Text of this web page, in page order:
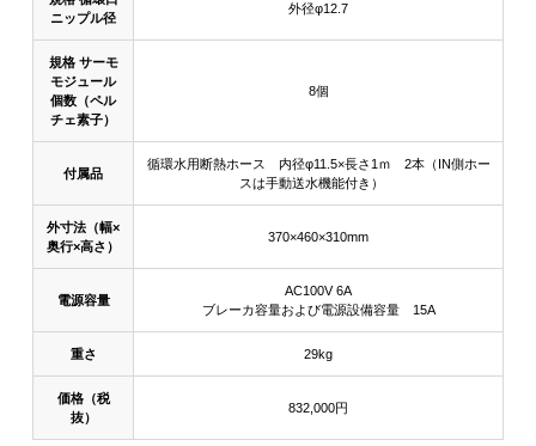
ニップル径
外径φ12.7
規格 サーモ
モジュール
個数（ペル
チェ素子）
8個
付属品
循環水用断熱ホース 内径φ11.5×長さ1ｍ 2本（IN側ホー
スは手動送水機能付き）
外寸法（幅×
奥行×高さ）
370×460×310mm
電源容量
AC100V 6A
ブレーカ容量および電源設備容量 15A
重さ 29kg
価格（税
抜）
832,000円